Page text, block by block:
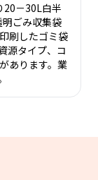
20－30L白半
ごみ収集袋
刷したゴミ袋
源タイプ、コ
あります。業